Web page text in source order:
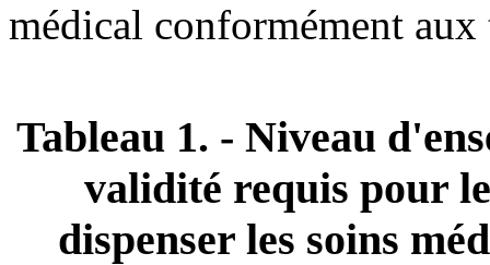
médical conformément
Tableau 1. - Niveau
validité requis pour
dispenser les soins